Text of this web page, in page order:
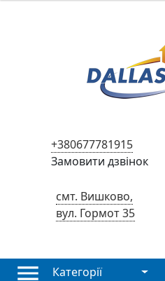
+380677781915
Замовити дзвінок
смт. Вишково,
вул. Гормот 35
Категорії